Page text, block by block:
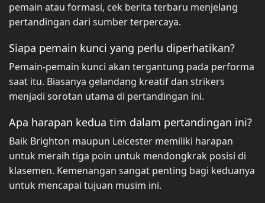
pemain atau formasi, cek berita terbaru menjelang
pertandingan dari sumber terpercaya.
Siapa pemain kunci yang perlu diperhatikan?
Pemain-pemain kunci akan tergantung pada performa
saat itu. Biasanya gelandang kreatif dan strikers
menjadi sorotan utama di pertandingan ini.
Apa harapan kedua tim dalam pertandingan ini?
Baik Brighton maupun Leicester memiliki harapan
untuk meraih tiga poin untuk mendongkrak posisi di
klasemen. Kemenangan sangat penting bagi keduanya
untuk mencapai tujuan musim ini.